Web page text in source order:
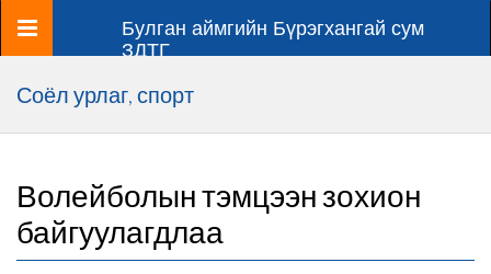
Цэс
Булган аймгийн Бүрэгхангай сум
ЗДТГ
Соёл урлаг, спорт
Волейболын тэмцээн зохион
байгуулагдлаа